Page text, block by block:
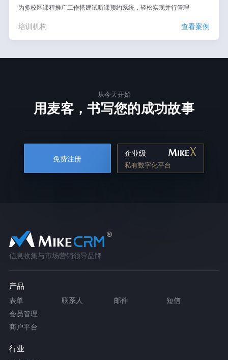
为多校区课程推广工作搭建试听课预约系统，轻松实现并行管理
培训机构 查看案例
从今天开始
用麦客，书写您的成功故事
免费注册
企业级
私有数字化平台
信息收集与市场营销领导品牌
产品
表单 联系人 邮件
短信
会员管理
商户平台
行业